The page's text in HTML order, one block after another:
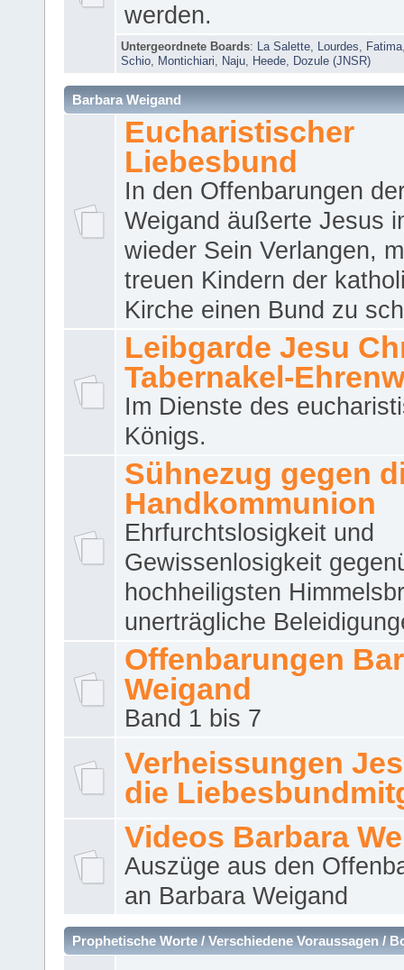
werden.
Untergeordnete Boards: La Salette Lourdes Fatima
Schio
Montichiari Naju Heede Dozule (JNSR)
Barbara Weigand
Eucharistischer
Liebesbund
In den Offenbarungen
Weigand äußerte Jesus
wieder Sein Verlangen,
treuen Kindern der
Kirche einen Bund zu
Leibgarde Jesu
Tabernakel-
Im Dienste des
Königs.
Sühnezug gegen
Handkommunion
Ehrfurchtslosigkeit und
Gewissenlosigkeit
hochheiligsten
unerträgliche
Offenbarungen
Weigand
Band 1 bis 7
Verheissungen
die
Videos Barbara
Auszüge aus den
an Barbara Weigand
Prophetische Worte / Verschiedene Voraussagen /